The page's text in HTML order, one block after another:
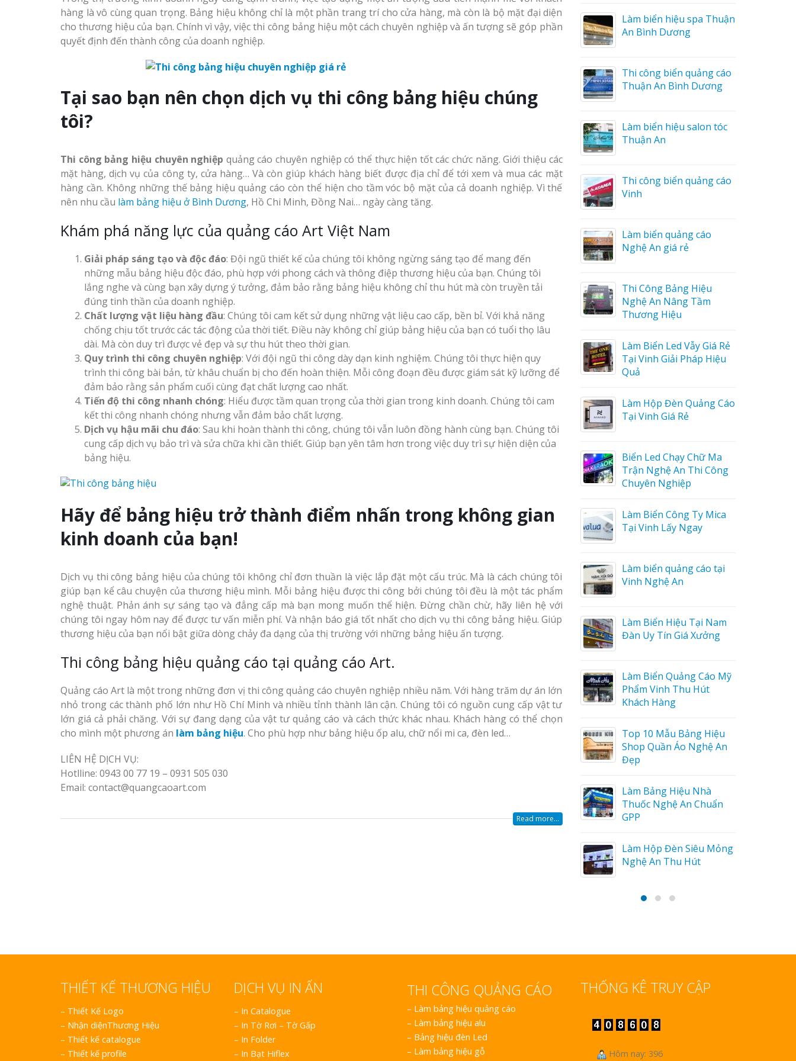
hàng là vô cùng quan trọng. Bảng hiệu không chỉ là một phần trang trí cho cửa hàng, mà còn là bộ mặt đại diện
cho thương hiệu của bạn. Chính vì vậy, việc thi công bảng hiệu một cách chuyên nghiệp và ấn tượng sẽ góp phần
quyết định đến thành công của doanh nghiệp.
Tại sao bạn nên chọn dịch vụ thi công bảng hiệu chúng
tôi?
Thi công bảng hiệu chuyên nghiệp quảng cáo chuyên nghiệp có thể thực hiện tốt các chức năng. Giới thiệu các
mặt hàng, dịch vụ của công ty, cửa hàng… Và còn giúp khách hàng biết được địa chỉ để tới xem và mua các mặt
hàng cần. Không những thế bảng hiệu quảng cáo còn thể hiện cho tầm vóc bộ mặt của cả doanh nghiệp. Vì thế
nên nhu cầu làm bảng hiệu ở Bình Dương, Hồ Chi Minh, Đồng Nai… ngày càng tăng.
Khám phá năng lực của quảng cáo Art Việt Nam
Giải pháp sáng tạo và độc đáo: Đội ngũ thiết kế của chúng tôi không ngừng sáng tạo để mang đến
những mẫu bảng hiệu độc đáo, phù hợp với phong cách và thông điệp thương hiệu của bạn. Chúng tôi
lắng nghe và cùng bạn xây dựng ý tưởng, đảm bảo rằng bảng hiệu không chỉ thu hút mà còn truyền tải
đúng tinh thần của doanh nghiệp.
Chất lượng vật liệu hàng đầu: Chúng tôi cam kết sử dụng những vật liệu cao cấp, bền bỉ. Với khả năng
chống chịu tốt trước các tác động của thời tiết. Điều này không chỉ giúp bảng hiệu của bạn có tuổi thọ lâu
dài. Mà còn duy trì được vẻ đẹp và sự thu hút theo thời gian.
Quy trình thi công chuyên nghiệp: Với đội ngũ thi công dày dạn kinh nghiệm. Chúng tôi thực hiện quy
trình thi công bài bản, từ khâu chuẩn bị cho đến hoàn thiện. Mỗi công đoạn đều được giám sát kỹ lưỡng để
đảm bảo rằng sản phẩm cuối cùng đạt chất lượng cao nhất.
Tiến độ thi công nhanh chóng: Hiểu được tầm quan trọng của thời gian trong kinh doanh. Chúng tôi cam
kết thi công nhanh chóng nhưng vẫn đảm bảo chất lượng.
Dịch vụ hậu mãi chu đáo: Sau khi hoàn thành thi công, chúng tôi vẫn luôn đồng hành cùng bạn. Chúng tôi
cung cấp dịch vụ bảo trì và sửa chữa khi cần thiết. Giúp bạn yên tâm hơn trong việc duy trì sự hiện diện của
bảng hiệu.
Hãy để bảng hiệu trở thành điểm nhấn trong không gian
kinh doanh của bạn!
Dịch vụ thi công bảng hiệu của chúng tôi không chỉ đơn thuần là việc lắp đặt một cấu trúc. Mà là cách chúng tôi
giúp bạn kể câu chuyện của thương hiệu mình. Mỗi bảng hiệu được thi công bởi chúng tôi đều là một tác phẩm
nghệ thuật. Phản ánh sự sáng tạo và đẳng cấp mà bạn mong muốn thể hiện. Đừng chần chừ, hãy liên hệ với
chúng tôi ngay hôm nay để được tư vấn miễn phí. Và nhận báo giá tốt nhất cho dịch vụ thi công bảng hiệu. Giúp
thương hiệu của bạn nổi bật giữa dòng chảy đa dạng của thị trường với những bảng hiệu ấn tượng.
Thi công bảng hiệu quảng cáo tại quảng cáo Art.
Quảng cáo Art là một trong những đơn vị thi công quảng cáo chuyên nghiệp nhiều năm. Với hàng trăm dự án lớn
nhỏ trong các thành phố lớn như Hồ Chí Minh và nhiều tỉnh thành lân cận. Chúng tôi có nguồn cung cấp vật tư
lớn giá cả phải chăng. Với sự đang dạng của vật tư quảng cáo và cách thức khác nhau. Khách hàng có thể chọn
cho mình một phương án làm bảng hiệu. Cho phù hợp như bảng hiệu ốp alu, chữ nổi mi ca, đèn led…
LIÊN HỆ DỊCH VỤ:
Hotlline: 0943 00 77 19 – 0931 505 030
Email: contact@quangcaoart.com
Read more...
Thi Công Bảng Hiệu
Trọn Gói Nghệ An Gía
Xưởng
Sửa chữa biển quảng cáo
Nghệ An uy tín
Công ty quảng cáo tại
Vinh Nghệ An
Làm biển hiệu spa tại
Làm biển led tại Vinh
Nghệ An giá rẻ
Thiết kế Profile tại Vinh
Nghệ An
Làm biển alu chữ nổi tại
Vinh Nghệ An
Thiết kế hồ sơ năng lực
tại Vinh Nghệ An
Làm biển hiệu quán cà
phê tại Vinh Nghệ An
Nghệ An
Mẫu biển quán cà phê
bằng gỗ đẹp
Mẫu biển hiệu gỗ vintage
Làm biển gỗ tại Ninh
Binh đẹp giá rẻ
Làm biển gỗ tại Hà Giang
đẹp giá rẻ
Làm bảng hiệu gỗ tại
Biên Hòa
Làm bảng hiệu gỗ tại
Làm biển hiệu spa Thuận
An Bình Dương
Thi công biển quảng cáo
Vinh
Thi Công Bảng Hiệu
Thương Hiệu
Tại Vinh Giải Pháp Hiệu
Quả
Làm Hộp Đèn Quảng Cáo
Làm Biển Công Ty Mica
Tại Vinh Lấy Ngay
Vinh Nghệ An
Làm Biển Hiệu Tại Nam
Đàn Uy Tín Giá Xưởng
Phẩm Vinh Thu Hút
Khách Hàng
Top 10 Mẫu Bảng Hiệu
GPP
Thi Công Bảng Hiệu
Trọn Gói Nghệ An Gía
Sửa chữa biển quảng cáo
Nghệ An uy tín
Làm biển hiệu chữ inox
tại Vinh Nghệ An
Công ty quảng cáo tại
Vinh Nghệ An
Làm biển hiệu spa tại
Vinh Nghệ An
Làm biển led tại Vinh
Nghệ An giá rẻ
Thiết kế Profile tại Vinh
Nghệ An
Làm biển alu chữ nổi tại
Vinh Nghệ An
Thiết kế hồ sơ năng lực
tại Vinh Nghệ An
Làm biển hiệu quán cà
phê tại Vinh Nghệ An
Làm biển hiệu tại Vinh
Nghệ An
Mẫu biển quán cà phê
bằng gỗ đẹp
Mẫu biển hiệu gỗ vintage
ấn tượng
Binh đẹp giá rẻ
đẹp giá rẻ
handmade cổ điển
– Thiết Kế Logo
Nhận diệnThương Hiệu
Thiết kế catalogue
Thiết kế profile
Thiết kế Brochure
– In Catalogue
– In Tờ Rơi – Tờ Gấp
– In Folder
– In Bạt Hiflex
– In Decal – PP
Làm bảng hiệu quảng cáo
Làm bảng hiệu alu
Bảng hiệu đèn Led
Làm bảng hiệu gỗ
Làm bảng hiệu mica
Hôm qua: 548
tóc Thuận An
cáo Vinh
Làm biển quảng cáo
Thi Công Bảng Hiệu
Nghệ An Nâng Tầm
Thương Hiệu
Rẻ Tại Vinh Giải Pháp
Làm Hộp Đèn Quảng
Cáo Tại Vinh Giá Rẻ
Biển Led Chạy Chữ
Ma Trận Nghệ An
Thi Công Chuyên
Nghiệp
Làm Biển Công Ty
Mica Tại Vinh Lấy
Ngay
Làm Biển Hiệu Tại
Nam Đàn Uy Tín Giá
Xưởng
Làm Biển Quảng Cáo
Mỹ Phẩm Vinh Thu
Hút Khách Hàng
Top 10 Mẫu Bảng
Hiệu Shop Quần Áo
Nghệ An Đẹp
Làm Bảng Hiệu Nhà
Thuốc Nghệ An
Chuẩn GPP
Làm Hộp Đèn Siêu
Hút
inox tại Vinh Nghệ
An
Làm biển hiệu spa tại
Làm biển led tại Vinh
Nghệ An giá rẻ
Vinh Nghệ An
Làm biển alu chữ nổi
tại Vinh Nghệ An
Thiết kế hồ sơ năng
lực tại Vinh Nghệ An
Làm biển hiệu quán
An
Làm biển hiệu tại
Vinh Nghệ An
Làm biển gỗ tại Ninh
Binh đẹp giá rẻ
Giang đẹp giá rẻ
Bảng gỗ treo cửa
handmade cổ điển